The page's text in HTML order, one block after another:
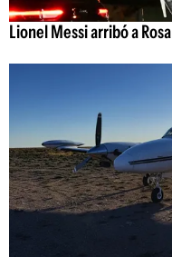
Lionel Messi arribó a